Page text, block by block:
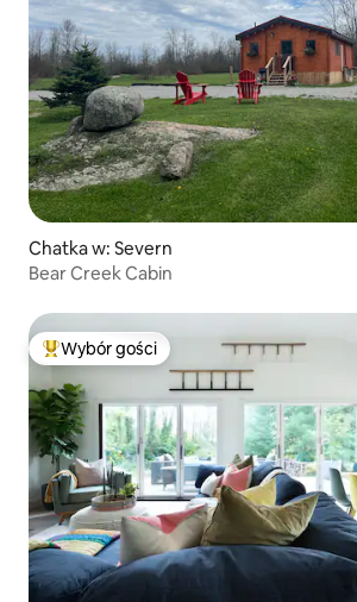
Chatka w: Severn
Bear Creek Cabin
Najpopularniejsze z kategorii Wybór gości
Wybór gości